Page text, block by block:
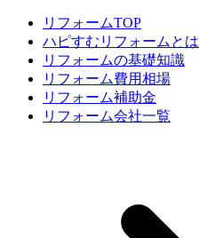
リフォームTOP
ハピすむリフォームとは
リフォームの基礎知識
リフォーム費用相場
リフォーム補助金
リフォーム会社一覧